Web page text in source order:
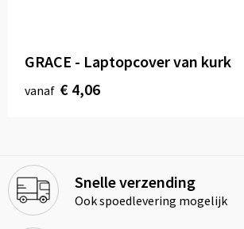
GRACE - Laptopcover van kurk
vanaf € 4,06
Snelle verzending
Ook spoedlevering mogelijk